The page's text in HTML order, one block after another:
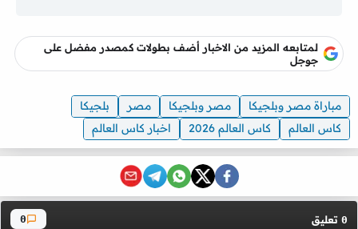
لمتابعه المزيد من الاخبار أضف بطولات كمصدر مفضل على
جوجل
مباراة مصر وبلجيكا مصر وبلجيكا مصر
بلجيكا
كاس العالم
كاس العالم 2026 اخبار كاس العالم
0 تعليق 0